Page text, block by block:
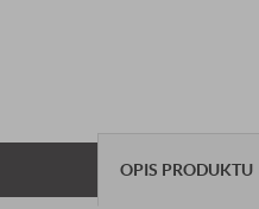
OPIS PRODUKTU